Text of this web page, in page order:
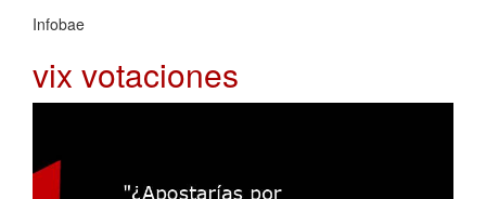
Infobae
vix votaciones